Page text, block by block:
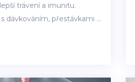
trávení a imunitu.
dávkováním, přestávkami a